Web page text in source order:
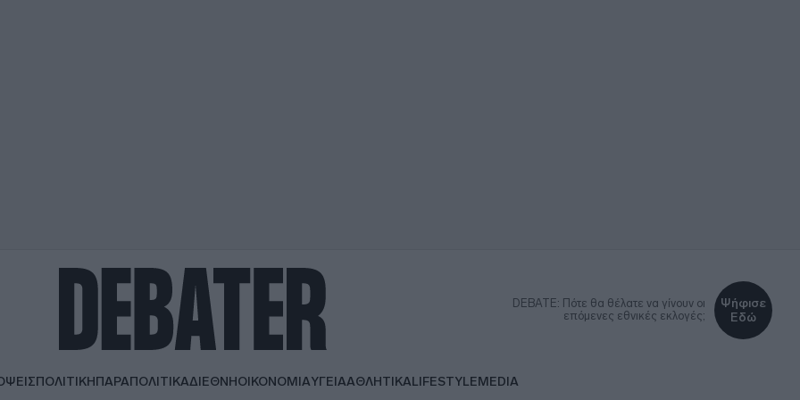
DEBATE: Πότε θα θέλατε να γίνουν οι
επόμενες εθνικές εκλογές;
Ψήφισε
Εδώ
ΠΟΛΙΤΙΚΗΠΑΡΑΠΟΛΙΤΙΚΑΔΙΕΘΝΗΟΙΚΟΝΟΜΙΑΥΓΕΙΑΑΘΛΗΤΙΚΑLIFESTYLEMEDIA